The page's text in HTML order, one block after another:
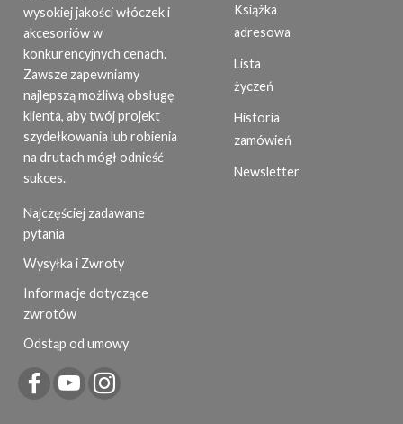
wysokiej jakości włóczek i
akcesoriów w
konkurencyjnych cenach.
Zawsze zapewniamy
najlepszą możliwą obsługę
klienta, aby twój projekt
szydełkowania lub robienia
na drutach mógł odnieść
sukces.
Najczęściej zadawane
pytania
Wysyłka i Zwroty
Informacje dotyczące
zwrotów
Odstąp od umowy
Książka
adresowa
Lista
życzeń
Historia
zamówień
Newsletter